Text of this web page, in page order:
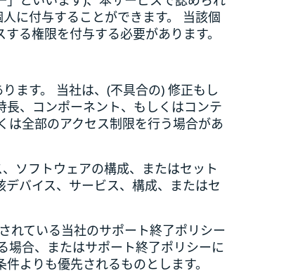
に付与することができます。 当該個
る権限を付与する必要があります。
ます。 当社は、(不具合の) 修正もし
、コンポーネント、もしくはコンテ
は全部のアクセス制限を行う場合があ
ソフトウェアの構成、またはセット
バイス、サービス、構成、またはセ
れている当社のサポート終了ポリシー
場合、またはサポート終了ポリシーに
よりも優先されるものとします。